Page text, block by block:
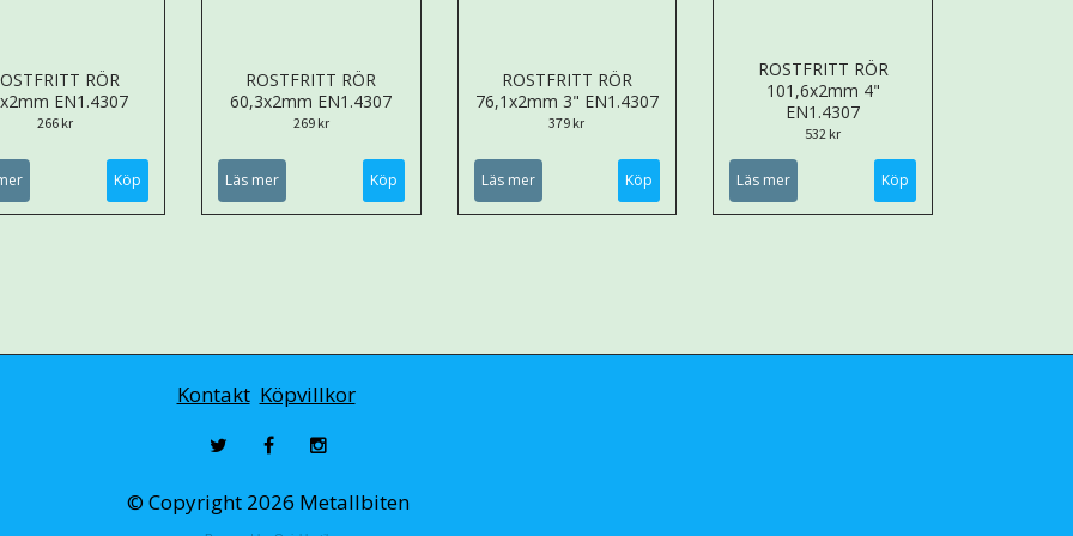
RÖR
EN1.4307
266 kr
Köp
ROSTFRITT RÖR
60,3x2mm EN1.4307
269 kr
Läs mer Köp
ROSTFRITT RÖR
76,1x2mm 3" EN1.4307
379 kr
Läs mer Köp
ROSTFRITT RÖR
101,6x2mm 4"
EN1.4307
532 kr
Läs mer Köp
Kontakt Köpvillkor
© Copyright 2026 Metallbiten